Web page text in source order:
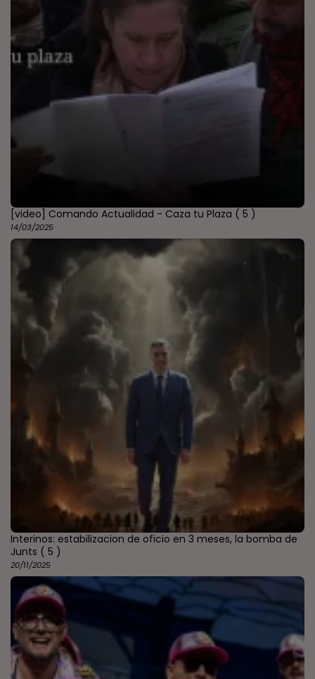
[video] Comando Actualidad - Caza tu Plaza ( 5 )
14/03/2025
Interinos: estabilizacion de oficio en 3 meses, la bomba de
Junts ( 5 )
20/11/2025